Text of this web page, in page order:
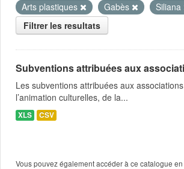
Arts plastiques
Gabès
Siliana
Filtrer les resultats
Subventions attribuées aux
Les subventions attribuées aux
l’animation culturelles, de la...
XLS CSV
Vous pouvez également accéder à ce catalogue